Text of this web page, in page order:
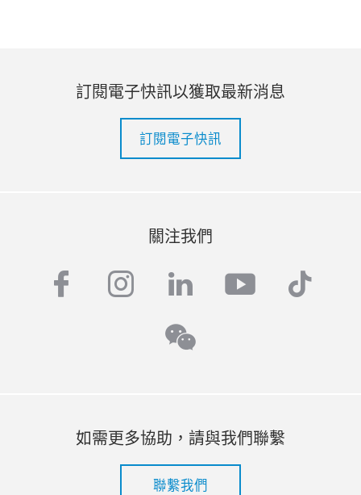
訂閱電子快訊以獲取最新消息
訂閱電子快訊
關注我們
facebook
instagram
linkedinyoutube
tiktok
wechat
如需更多協助，請與我們聯繫
聯繫我們